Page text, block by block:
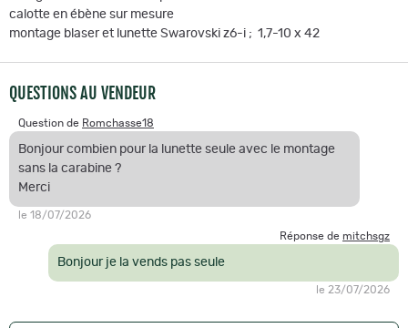
calotte en ébène sur mesure
montage blaser et lunette Swarovski z6-i ; 1,7-10 x 42
QUESTIONS AU VENDEUR
Question de Romchasse18
Bonjour combien pour la lunette seule avec le montage
sans la carabine ?
Merci
le 18/07/2026
Réponse de mitchsgz
Bonjour je la vends pas seule
le 23/07/2026